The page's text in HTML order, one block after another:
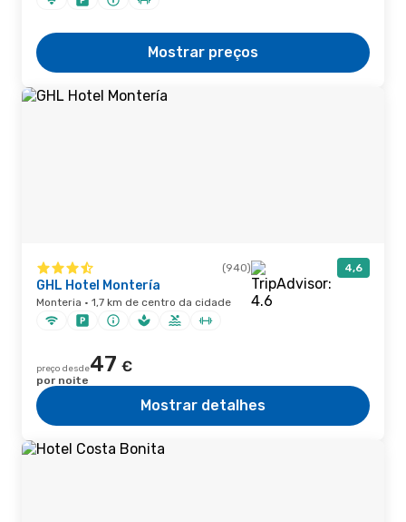
Mostrar preços
(940) 4,6
GHL Hotel Montería
Monteria · 1,7 km de centro da cidade
preço desde47 €
por noite
Mostrar detalhes